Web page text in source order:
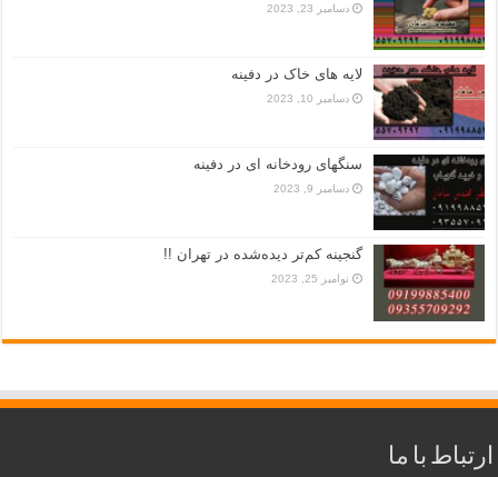
دسامبر 23, 2023
لایه های خاک در دفینه
دسامبر 10, 2023
سنگهای رودخانه ای در دفینه
دسامبر 9, 2023
گنجینه کم‌تر دیده‌شده در تهران !!
نوامبر 25, 2023
ارتباط با ما